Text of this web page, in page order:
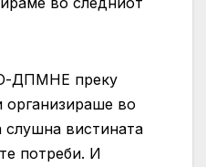
ДПМНЕ преку
организираше во
слушна вистината
потреби. И